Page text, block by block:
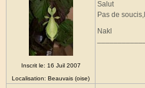
Inscrit le: 16 Juil 2007
Localisation: Beauvais (oise)
Salut
Pas de
Nakl